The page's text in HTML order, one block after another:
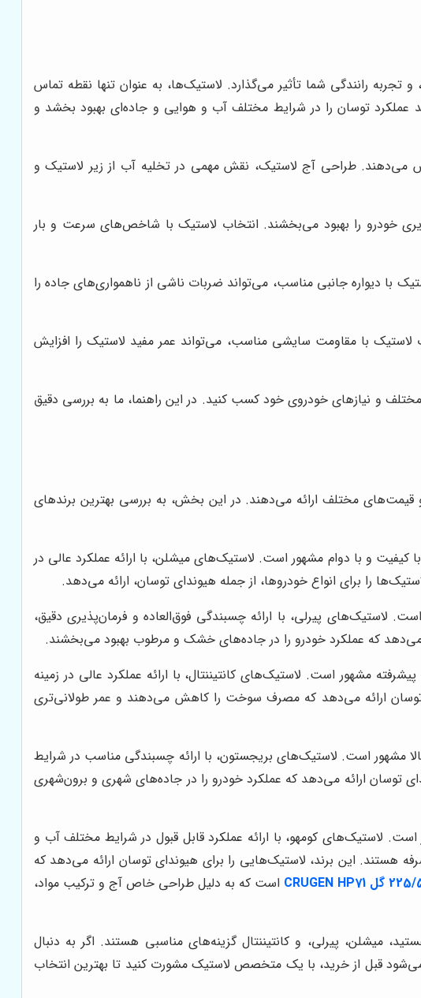
رانندگی شما تأثیر می‌گذارد. لاستیک‌ها، به عنوان تنها نقطه تماس
عملکرد توسان را در شرایط مختلف آب و هوایی و جاده‌ای بهبود بخشد و
می‌دهند. طراحی آج لاستیک، نقش مهمی در تخلیه آب از زیر لاستیک و
را بهبود می‌بخشند. انتخاب لاستیک با شاخص‌های سرعت و بار
با دیواره جانبی مناسب، می‌تواند ضربات ناشی از ناهمواری‌های جاده را
با مقاومت سایشی مناسب، می‌تواند عمر مفید لاستیک را افزایش
و نیازهای خودروی خود کسب کنید. در این راهنما، ما به بررسی دقیق
قیمت‌های مختلف ارائه می‌دهند. در این بخش، به بررسی بهترین برندهای
و با دوام مشهور است. لاستیک‌های میشلن، با ارائه عملکرد عالی در
را برای انواع خودروها، از جمله هیوندای توسان، ارائه می‌دهد.
لاستیک‌های پیرلی، با ارائه چسبندگی فوق‌العاده و فرمان‌پذیری دقیق،
می‌دهد که عملکرد خودرو را در جاده‌های خشک و مرطوب بهبود می‌بخشند.
مشهور است. لاستیک‌های کانتیننتال، با ارائه عملکرد عالی در زمینه
توسان ارائه می‌دهد که مصرف سوخت را کاهش می‌دهند و عمر طولانی‌تری
مشهور است. لاستیک‌های بریجستون، با ارائه چسبندگی مناسب در شرایط
توسان ارائه می‌دهد که عملکرد خودرو را در جاده‌های شهری و برون‌شهری
لاستیک‌های کومهو، با ارائه عملکرد قابل قبول در شرایط مختلف آب و
هستند. این برند، لاستیک‌هایی را برای هیوندای توسان ارائه می‌دهد که
است که به دلیل طراحی خاص آج و ترکیب مواد،
میشلن، پیرلی، و کانتیننتال گزینه‌های مناسبی هستند. اگر به دنبال
قبل از خرید، با یک متخصص لاستیک مشورت کنید تا بهترین انتخاب